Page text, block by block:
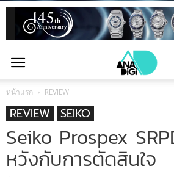
หน้าแรก REVIEW
REVIEW SEIKO
Seiko Prospex
หวังกับการตัดสินใจ